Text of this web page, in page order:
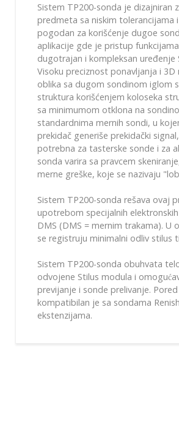
Sistem TP200-sonda je dizajniran
predmeta sa niskim tolerancijama
pogodan za korišćenje dugoe
aplikacije gde je pristup
dugotrajan i kompleksan uređenje
Visoku preciznost ponavljanja i 3D
oblika sa dugom sondinom iglom
struktura korišćenjem koloseka
sa minimumom otklona na
standardnima mernih sondi, u
prekidač generiše prekidački
potrebna za tasterske sonde i za
sonda varira sa pravcem
merne greške, koje se nazivaju
Sistem TP200-sonda rešava ovaj
upotrebom specijalnih
DMS (DMS = mernim trakama). U
se registruju minimalni odliv stilus
Sistem TP200-sonda obuhvata
odvojene Stilus modula i
previjanje i sonde prelivanje.
kompatibilan je sa sondama
ekstenzijama.